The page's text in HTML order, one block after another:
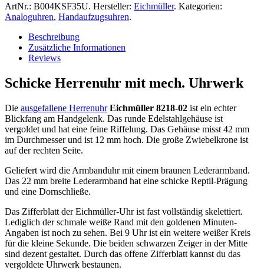
ArtNr.: B004KSF35U. Hersteller: Eichmüller. Kategorien:
Analoguhren, Handaufzugsuhren.
Beschreibung
Zusätzliche Informationen
Reviews
Schicke Herrenuhr mit mech. Uhrwerk
Die ausgefallene Herrenuhr Eichmüller 8218-02 ist ein echter
Blickfang am Handgelenk. Das runde Edelstahlgehäuse ist
vergoldet und hat eine feine Riffelung. Das Gehäuse misst 42 mm
im Durchmesser und ist 12 mm hoch. Die große Zwiebelkrone ist
auf der rechten Seite.
Geliefert wird die Armbanduhr mit einem braunen Lederarmband.
Das 22 mm breite Lederarmband hat eine schicke Reptil-Prägung
und eine Dornschließe.
Das Zifferblatt der Eichmüller-Uhr ist fast vollständig skelettiert.
Lediglich der schmale weiße Rand mit den goldenen Minuten-
Angaben ist noch zu sehen. Bei 9 Uhr ist ein weitere weißer Kreis
für die kleine Sekunde. Die beiden schwarzen Zeiger in der Mitte
sind dezent gestaltet. Durch das offene Zifferblatt kannst du das
vergoldete Uhrwerk bestaunen.